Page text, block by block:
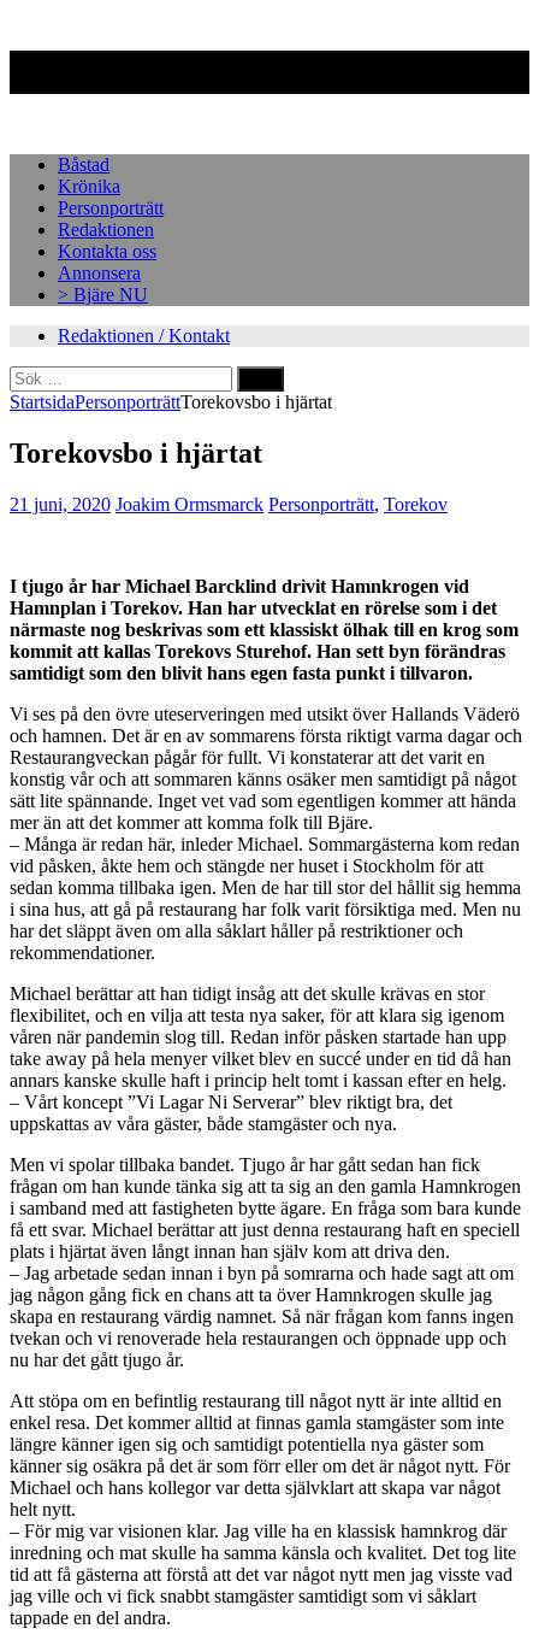
Båstad
Krönika
Personporträtt
Redaktionen
Kontakta oss
Annonsera
> Bjäre NU
Redaktionen / Kontakt
Sök
efter:
StartsidaPersonporträttTorekovsbo i hjärtat
Torekovsbo i hjärtat
21 juni, 2020 Joakim Ormsmarck Personporträtt, Torekov
I tjugo år har Michael Barcklind drivit Hamnkrogen vid
Hamnplan i Torekov. Han har utvecklat en rörelse som i det
närmaste nog beskrivas som ett klassiskt ölhak till en krog som
kommit att kallas Torekovs Sturehof. Han sett byn förändras
samtidigt som den blivit hans egen fasta punkt i tillvaron.
Vi ses på den övre uteserveringen med utsikt över Hallands Väderö
och hamnen. Det är en av sommarens första riktigt varma dagar och
Restaurangveckan pågår för fullt. Vi konstaterar att det varit en
konstig vår och att sommaren känns osäker men samtidigt på något
sätt lite spännande. Inget vet vad som egentligen kommer att hända
mer än att det kommer att komma folk till Bjäre.
– Många är redan här, inleder Michael. Sommargästerna kom redan
vid påsken, åkte hem och stängde ner huset i Stockholm för att
sedan komma tillbaka igen. Men de har till stor del hållit sig hemma
i sina hus, att gå på restaurang har folk varit försiktiga med. Men nu
har det släppt även om alla såklart håller på restriktioner och
rekommendationer.
Michael berättar att han tidigt insåg att det skulle krävas en stor
flexibilitet, och en vilja att testa nya saker, för att klara sig igenom
våren när pandemin slog till. Redan inför påsken startade han upp
take away på hela menyer vilket blev en succé under en tid då han
annars kanske skulle haft i princip helt tomt i kassan efter en helg.
– Vårt koncept ”Vi Lagar Ni Serverar” blev riktigt bra, det
uppskattas av våra gäster, både stamgäster och nya.
Men vi spolar tillbaka bandet. Tjugo år har gått sedan han fick
frågan om han kunde tänka sig att ta sig an den gamla Hamnkrogen
i samband med att fastigheten bytte ägare. En fråga som bara kunde
få ett svar. Michael berättar att just denna restaurang haft en speciell
plats i hjärtat även långt innan han själv kom att driva den.
– Jag arbetade sedan innan i byn på somrarna och hade sagt att om
jag någon gång fick en chans att ta över Hamnkrogen skulle jag
skapa en restaurang värdig namnet. Så när frågan kom fanns ingen
tvekan och vi renoverade hela restaurangen och öppnade upp och
nu har det gått tjugo år.
Att stöpa om en befintlig restaurang till något nytt är inte alltid en
enkel resa. Det kommer alltid at finnas gamla stamgäster som inte
längre känner igen sig och samtidigt potentiella nya gäster som
känner sig osäkra på det är som förr eller om det är något nytt. För
Michael och hans kollegor var detta självklart att skapa var något
helt nytt.
– För mig var visionen klar. Jag ville ha en klassisk hamnkrog där
inredning och mat skulle ha samma känsla och kvalitet. Det tog lite
tid att få gästerna att förstå att det var något nytt men jag visste vad
jag ville och vi fick snabbt stamgäster samtidigt som vi såklart
tappade en del andra.